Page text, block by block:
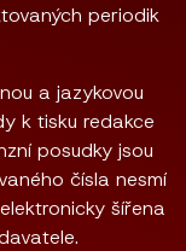
periodik
a jazykovou
k tisku redakce
posudky jsou
čísla nesmí
šířena